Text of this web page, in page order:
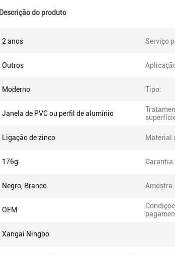
Descrição do produto
2 anos Serviço
Outros
Moderno Tipo:
Janela de PVC ou perfil de alumínio
Ligação de zinco Material
176g Garantia:
Negro, Branco Amostra:
OEM
Xangai Ningbo